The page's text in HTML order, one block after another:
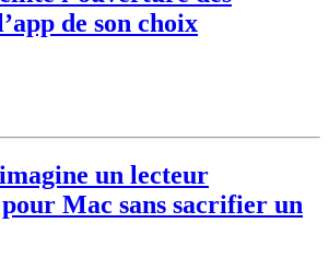
de son choix
un lecteur
Mac sans sacrifier un